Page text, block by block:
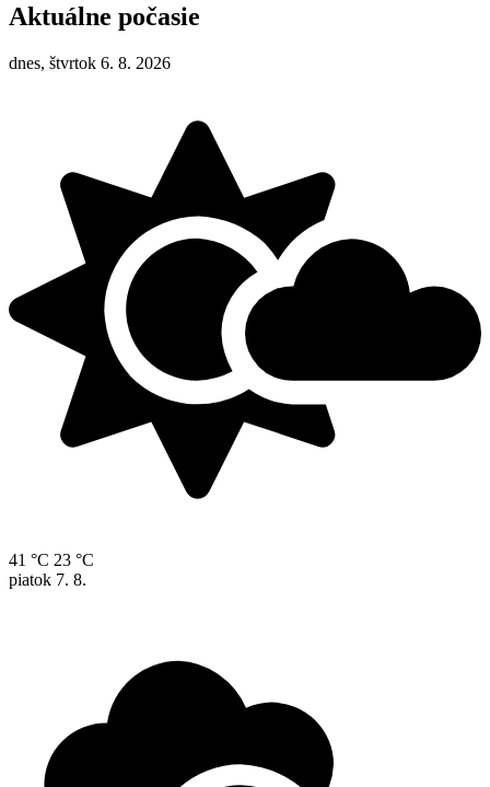
Aktuálne počasie
dnes, štvrtok 6. 8. 2026
41 °C 23 °C
piatok 7. 8.